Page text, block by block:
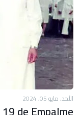
الأحد, مايو 05, 2024